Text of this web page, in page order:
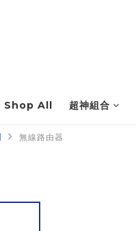
Shop All 超神組合
無線路由器